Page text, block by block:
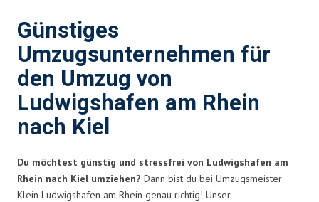
Günstiges
Umzugsunternehmen für
den Umzug von
Ludwigshafen am Rhein
nach Kiel
Du möchtest günstig und stressfrei von Ludwigshafen am
Rhein nach Kiel umziehen? Dann bist du bei Umzugsmeister
Klein Ludwigshafen am Rhein genau richtig! Unser